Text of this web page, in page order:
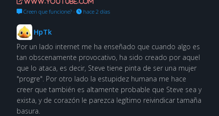
Creen que funcione?· hace 2 días
HpTk
Por un lado internet me ha enseñado que cuando algo es
tan obscenamente provocativo, ha sido creado por aquel
que lo ataca, es decir, Steve tiene pinta de ser una mujer
"progre". Por otro lado la estupidez humana me hace
creer que también es altamente probable que Steve sea y
exista, y de corazón le parezca legítimo reivindicar tamaña
basura.